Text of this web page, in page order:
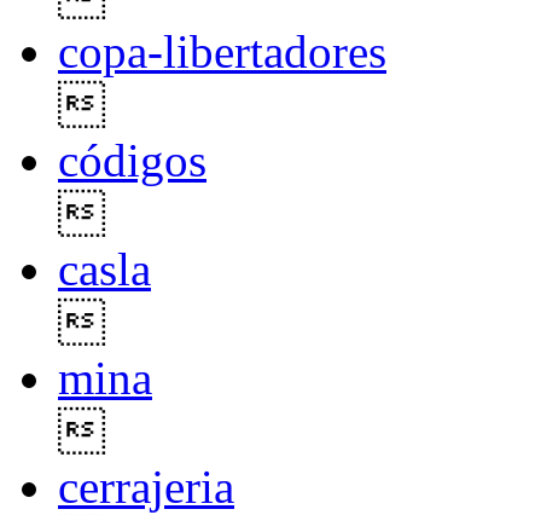
copa-libertadores
códigos
casla
mina
cerrajeria